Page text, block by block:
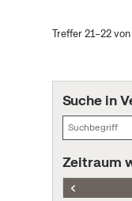
Treffer 21–22
Suche in
Zeitraum